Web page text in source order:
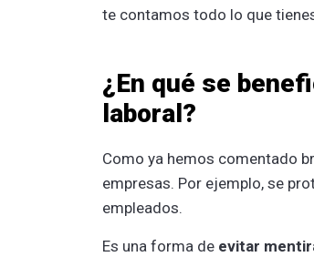
te contamos todo lo que
¿En qué se
laboral?
Como ya hemos comentado
empresas. Por ejemplo, se
empleados.
Es una forma de evitar